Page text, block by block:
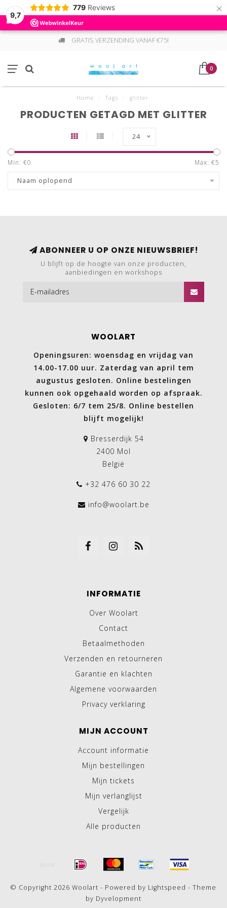
9,7
779 Reviews ×
GRATIS VERZENDING VANAF €75!
0
Home Tags glitter
PRODUCTEN GETAGD MET GLITTER
24
Min: €0 Max: €5
Naam oplopend
ABONNEER U OP ONZE NIEUWSBRIEF!
U blijft op de hoogte van onze producten,
aanbiedingen en workshops
WOOLART
Openingsuren: woensdag en vrijdag van
14.00-17.00 uur. Zaterdag van april tem
augustus gesloten. Online bestelingen
kunnen ook opgehaald worden op afspraak.
Gesloten: 6/7 tem 25/8. Online bestellen
blijft mogelijk!
Bresserdijk 54
2400 Mol
België
+32 476 60 30 22
info@woolart.be
INFORMATIE
Over Woolart
Contact
Betaalmethoden
Verzenden en retourneren
Garantie en klachten
Algemene voorwaarden
Privacy verklaring
MIJN ACCOUNT
Account informatie
Mijn bestellingen
Mijn tickets
Mijn verlanglijst
Vergelijk
Alle producten
© Copyright 2026 Woolart - Powered by Lightspeed - Theme
by Dyvelopment